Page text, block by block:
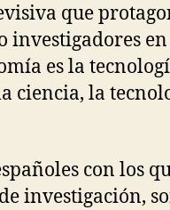
que
investigadores en
es la
ciencia, la
con los
investigación,